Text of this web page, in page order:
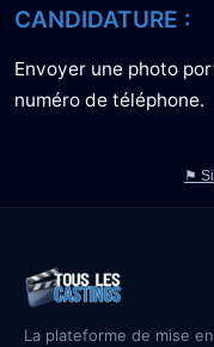
CANDIDATURE :
Envoyer une photo
numéro de téléphone.
⚑
La plateforme de mise